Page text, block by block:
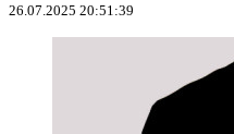
26.07.2025 20:51:39